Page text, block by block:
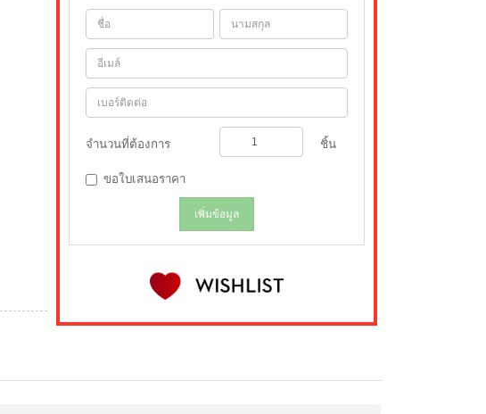
จำนวนที่ต้องการ ชิ้น
ขอใบเสนอราคา
เพิ่มข้อมูล